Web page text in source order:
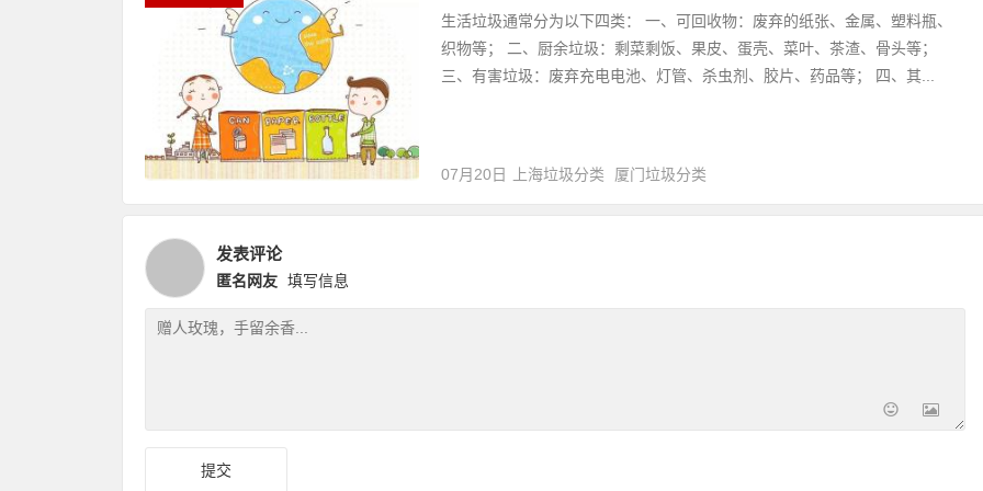
生活垃圾通常分为以下四类： 一、可回收物：废弃的纸张、金属、塑料瓶、
织物等； 二、厨余垃圾：剩菜剩饭、果皮、蛋壳、菜叶、茶渣、骨头等；
三、有害垃圾：废弃充电电池、灯管、杀虫剂、胶片、药品等； 四、其...
07月20日 上海垃圾分类 厦门垃圾分类
发表评论
匿名网友 填写信息